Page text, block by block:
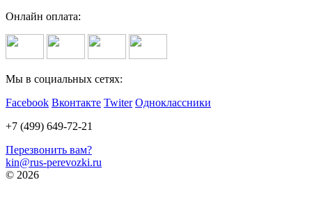
Онлайн оплата:
Мы в социальных сетях:
Facebook Вконтакте Twiter Одноклассники
+7 (499) 649-72-21
Перезвонить вам?
kin@rus-perevozki.ru
© 2026